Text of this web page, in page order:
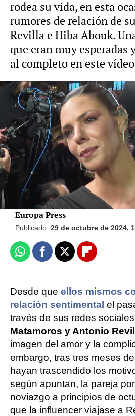
rodea su vida, en esta
rumores de relación de
Revilla e Hiba Abouk.
que eran muy esperadas
al completo en este
Vídeo:
Marta Castro, al
y el ex de Laura
juntos: "Me acabo de
Europa Press
Publicado: 29 de octubre de 2024,
WhatsappFacebook
X Flipboard
Desde que ellos mismos
relación sentimental el
través de sus redes
Matamoros y Antonio
imagen del amor y la
embargo, tras tres meses
hayan trascendido los
según apuntan, la pareja
noviazgo a principios de
que la influencer viajase a